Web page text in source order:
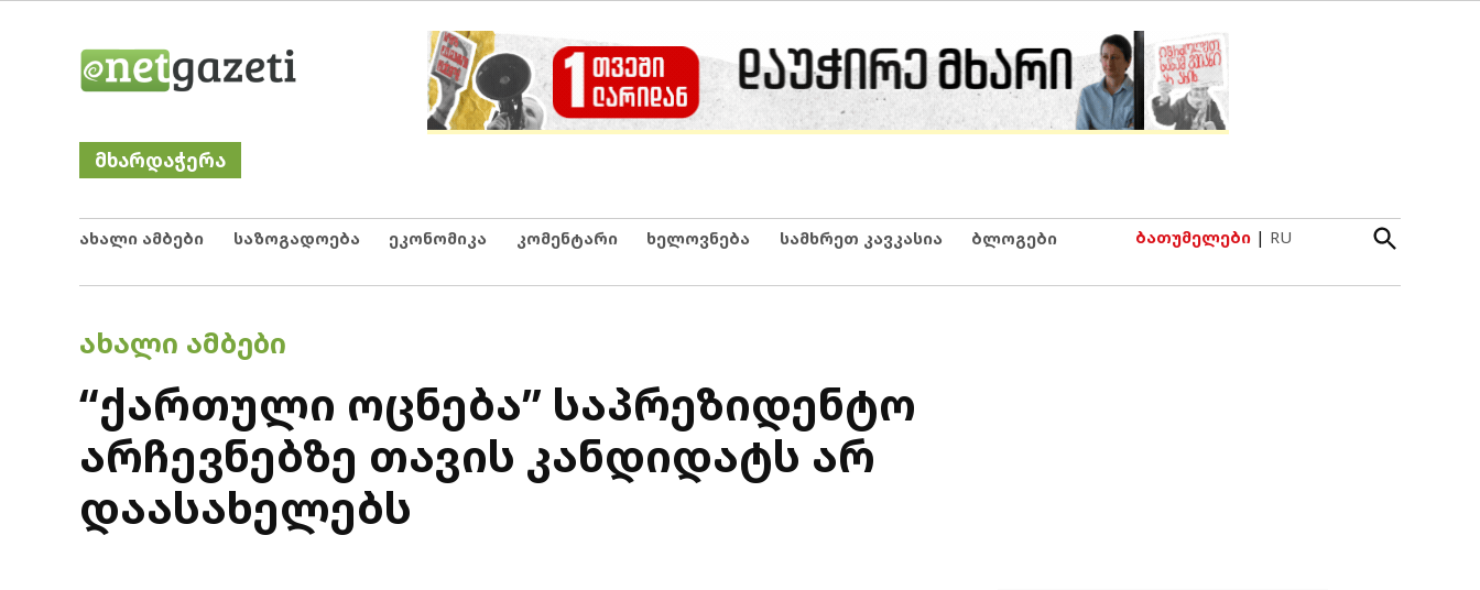
Netgazeti
მხარდაჭერა
ახალი ამბები საზოგადოება ეკონომიკა კომენტარი ხელოვნება სამხრეთ კავკასია ბლოგები ბათუმელები | RU
Open
Search
POSTED
ᲐᲮᲐᲚᲘ ᲐᲛᲑᲔᲑᲘ
“ქართული ოცნება” საპრეზიდენტო
არჩევნებზე თავის კანდიდატს არ
დაასახელებს